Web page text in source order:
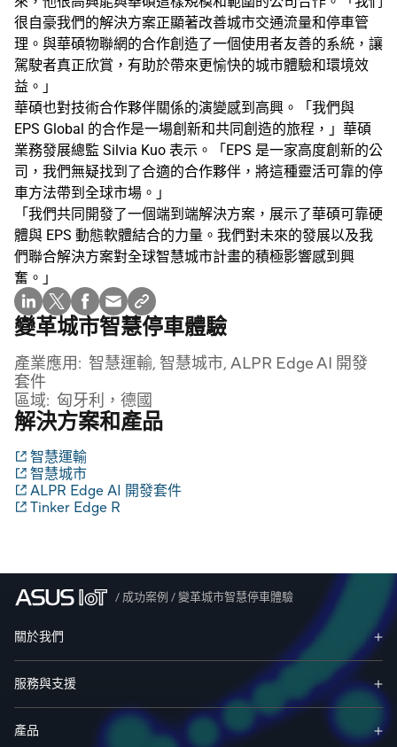
很自豪我們的解決方案正顯著改善城市交通流量和停車管
理。與華碩物聯網的合作創造了一個使用者友善的系統，讓
駕駛者真正欣賞，有助於帶來更愉快的城市體驗和環境效
益。」
華碩也對技術合作夥伴關係的演變感到高興。「我們與
EPS Global 的合作是一場創新和共同創造的旅程，」華碩
業務發展總監 Silvia Kuo 表示。「EPS 是一家高度創新的公
司，我們無疑找到了合適的合作夥伴，將這種靈活可靠的停
車方法帶到全球市場。」
「我們共同開發了一個端到端解決方案，展示了華碩可靠硬
體與 EPS 動態軟體結合的力量。我們對未來的發展以及我
們聯合解決方案對全球智慧城市計畫的積極影響感到興
奮。」
變革城市智慧停車體驗
產業應用: 智慧運輸, 智慧城市, ALPR Edge AI 開發
套件
區域: 匈牙利，德國
解決方案和產品
智慧運輸
智慧城市
ALPR Edge AI 開發套件
Tinker Edge R
/ 成功案例 / 變革城市智慧停車體驗
關於我們
服務與支援
產品